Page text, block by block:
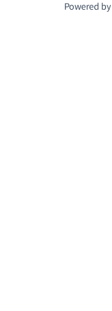
Powered by